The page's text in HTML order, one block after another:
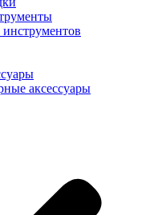
аксессуары